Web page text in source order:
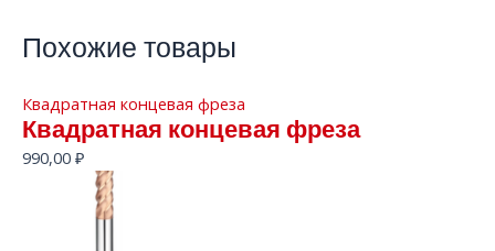
Похожие товары
Квадратная концевая фреза
Квадратная концевая фреза
990,00 ₽